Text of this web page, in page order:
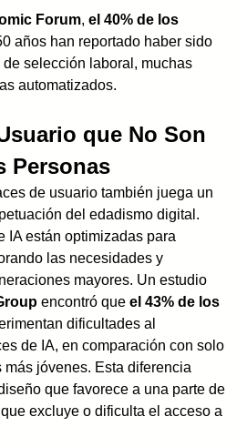
Forum, el 40% de los
años han reportado haber sido
selección laboral, muchas
automatizados.
que No Son
Personas
de usuario también juega un
del edadismo digital.
IA están optimizadas para
las necesidades y
mayores. Un estudio
encontró que el 43% de los
dificultades al
de IA, en comparación con solo
jóvenes. Esta diferencia
que favorece a una parte de
excluye o dificulta el acceso a